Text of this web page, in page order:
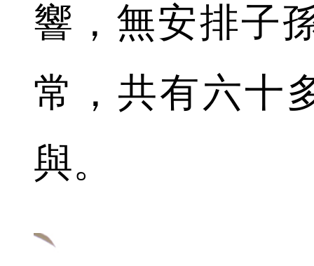
響，無安排子
常，共有六十
與。